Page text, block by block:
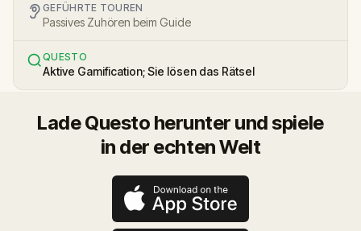
GEFÜHRTE TOUREN
Passives Zuhören beim Guide
QUESTO
Aktive Gamification; Sie lösen das Rätsel
Lade Questo herunter und spiele
in der echten Welt